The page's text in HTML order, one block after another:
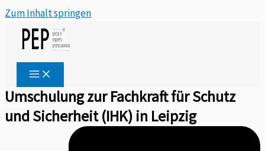
Zum Inhalt springen
Umschulung zur Fachkraft für Schutz
und Sicherheit (IHK) in Leipzig